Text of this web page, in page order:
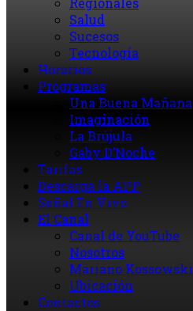
Salud
Sucesos
Tecnología
Horarios
Programas
Una Buena Mañana
Imaginación
La Brújula
Gaby D’Noche
Tarifas
Descarga la APP
Señal En Vivo
El Canal
Canal de YouTube
Nosotros
Mariano Kossowski
Ubicación
Contactos